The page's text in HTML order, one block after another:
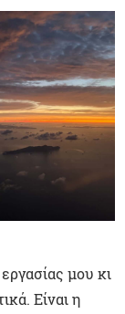
μου κι
Είναι η